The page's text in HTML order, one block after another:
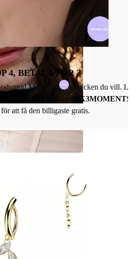
4, BETALA FÖR 3
Moments
smycken du vill.
och använd koden
4X3MOMENTS
för att få den billigaste gratis.